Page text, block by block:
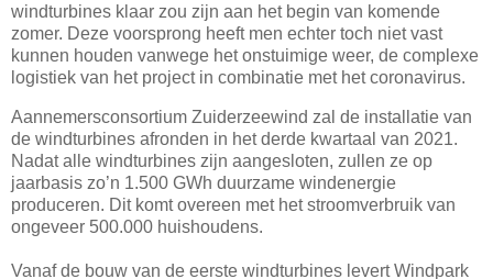
windturbines klaar zou zijn aan het begin van komende
zomer. Deze voorsprong heeft men echter toch niet vast
kunnen houden vanwege het onstuimige weer, de complexe
logistiek van het project in combinatie met het coronavirus.
Aannemersconsortium Zuiderzeewind zal de installatie van
de windturbines afronden in het derde kwartaal van 2021.
Nadat alle windturbines zijn aangesloten, zullen ze op
jaarbasis zo’n 1.500 GWh duurzame windenergie
produceren. Dit komt overeen met het stroomverbruik van
ongeveer 500.000 huishoudens.
Vanaf de bouw van de eerste windturbines levert Windpark